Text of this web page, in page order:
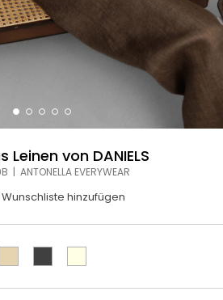
Leinen von DANIELS
| ANTONELLA EVERYWEAR
Wunschliste hinzufügen